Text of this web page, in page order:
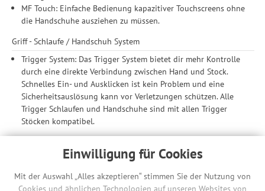
Einwilligung für Cookies
Mit der Auswahl „Alles akzeptieren“ stimmen Sie der Nutzung von
Cookies und ähnlichen Technologien auf unseren Websites von
MF Touch: Einfache Bedienung kapazitiver Touchscreens ohne
die Handschuhe ausziehen zu müssen.
Griff - Schlaufe / Handschuh System
Trigger System: Das Trigger System bietet dir mehr Kontrolle
durch eine direkte Verbindung zwischen Hand und Stock.
Schnelles Ein- und Ausklicken ist kein Problem und eine
Sicherheitsauslösung kann vor Verletzungen schützen. Alle
Trigger Schlaufen und Handschuhe sind mit allen Trigger
Stöcken kompatibel.
Obermaterial: Softshell (92% Polyester, 8% Elastan), Premium
Goatskin (100% Leder), Neoprene (60% Gummi, 40%
Polyester)